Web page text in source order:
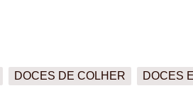
DOCES DE COLHER DOCES